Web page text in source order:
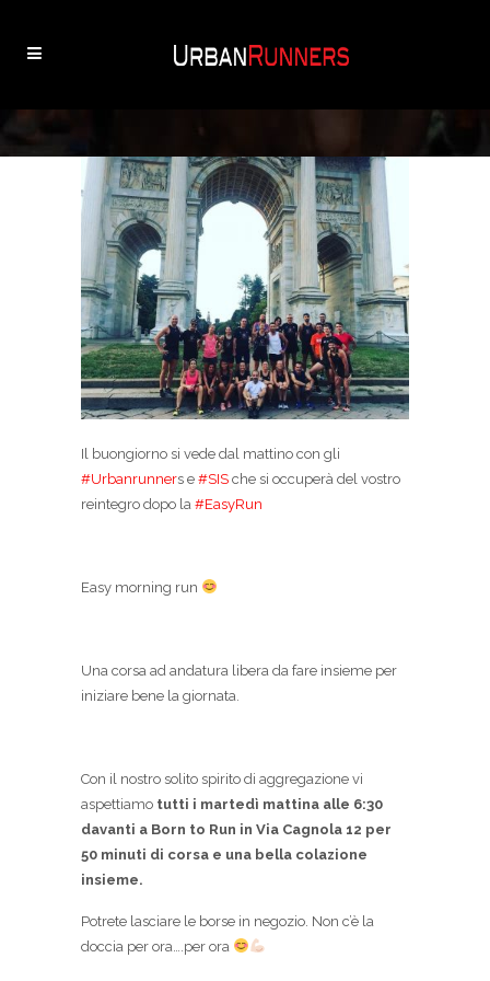
Il buongiorno si vede dal mattino con gli
#Urbanrunners e #SIS che si occuperà del vostro
reintegro dopo la #EasyRun
Easy morning run
Una corsa ad andatura libera da fare insieme per
iniziare bene la giornata.
Con il nostro solito spirito di aggregazione vi
aspettiamo tutti i martedì mattina alle 6:30
davanti a Born to Run in Via Cagnola 12 per
50 minuti di corsa e una bella colazione
insieme.
Potrete lasciare le borse in negozio. Non c’è la
doccia per ora….per ora